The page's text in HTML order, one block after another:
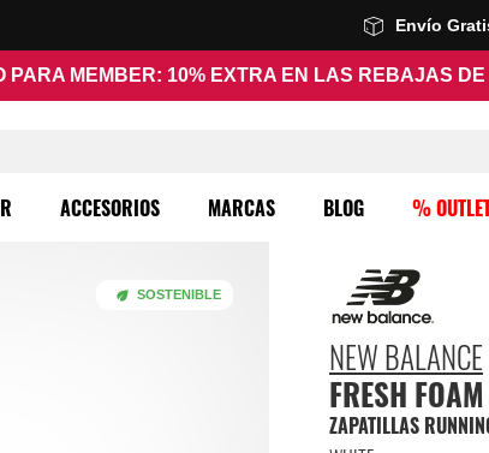
Envío
PARA MEMBER: 10% EXTRA EN LAS REBAJAS
ACCESORIOS MARCAS BLOG %
NEW BALANCE
FRESH
ZAPATILLAS
SOSTENIBLE